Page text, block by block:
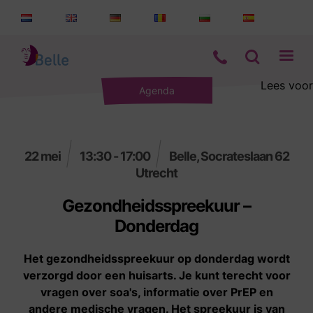
Lees voor
Agenda
22 mei 13:30 - 17:00
Belle, Socrateslaan 62
Utrecht
Gezondheidsspreekuur –
Donderdag
Het gezondheidsspreekuur op donderdag wordt
verzorgd door een huisarts. Je kunt terecht voor
vragen over soa's, informatie over PrEP en
andere medische vragen. Het spreekuur is van